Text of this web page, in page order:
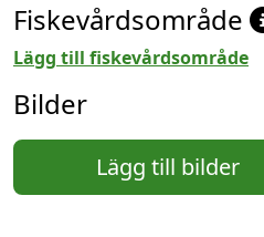
Fiskevårdsområde
Lägg till fiskevårdsområde
Bilder
Lägg till bilder